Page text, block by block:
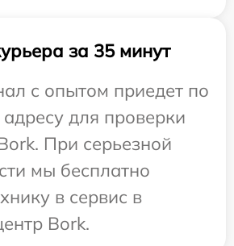
за 35 минут
с опытом приедет по
для проверки
При серьезной
мы бесплатно
в сервис в
Bork.